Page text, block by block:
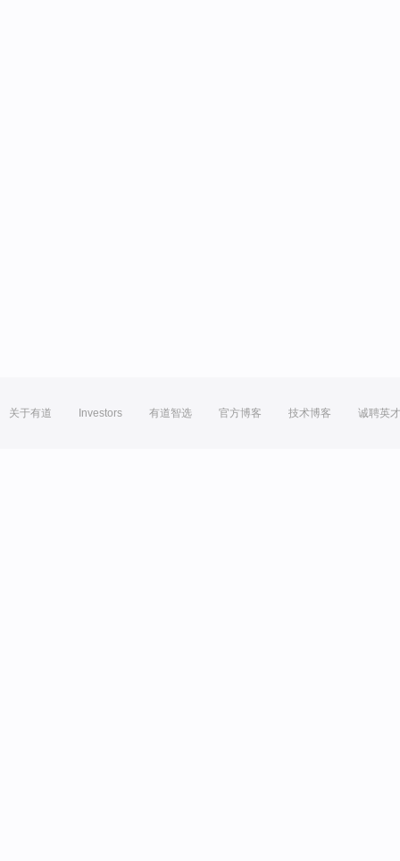
关于有道 Investors 有道智选 官方博客 技术博客 诚聘英才